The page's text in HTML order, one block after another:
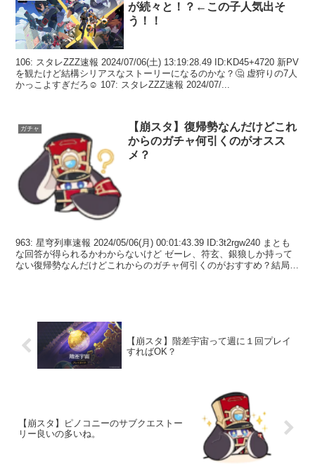
が続々と！？←この子人気出そ
う！！
106: スタレZZZ速報 2024/07/06(土) 13:19:28.49 ID:KD45+4720 新PV
を観たけど結構シリアスなストーリーになるのかな？🤔 虚狩りの7人
かっこよすぎだろ☺ 107: スタレZZZ速報 2024/07/...
ガチャ
【崩スタ】復帰勢なんだけどこれ
からのガチャ何引くのがオスス
メ？
963: 星穹列車速報 2024/05/06(月) 00:01:43.39 ID:3t2rgw240 まとも
な回答が得られるかわからないけど ゼーレ、符玄、銀狼しか持って
ない復帰勢なんだけどこれからのガチャ何引くのがおすすめ？結局ホ
【崩スタ】階差宇宙って週に１回プレイ
すればOK？
【崩スタ】ピノコニーのサブクエストー
リー良いの多いね。